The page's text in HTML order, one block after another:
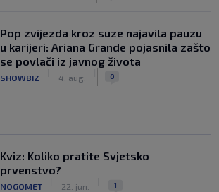
Pop zvijezda kroz suze najavila pauzu
u karijeri: Ariana Grande pojasnila zašto
se povlači iz javnog života
SHOWBIZ 4. aug. 0
Kviz: Koliko pratite Svjetsko
prvenstvo?
NOGOMET 22. jun. 1